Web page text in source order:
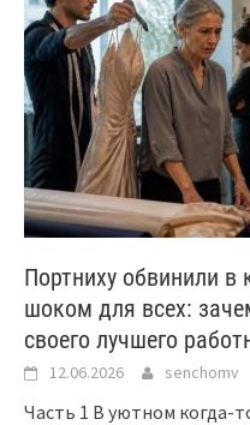
Портниху обвинили в
шоком для всех:
своего лучшего
12.06.2026 senchomv
Часть 1 В уютном когда-